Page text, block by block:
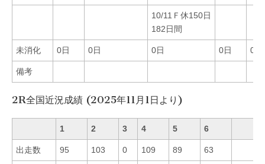
10/11Ｆ休150日
182日間
未消化 0日 0日 0日 0日 0日
備考
2R全国近況成績 (2025年11月1日より)
1 2 3 4 5 6
出走数 95 103 0 109 89 63